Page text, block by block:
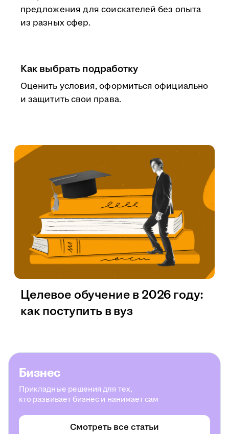
предложения для соискателей без опыта
из разных сфер.
Как выбрать подработку
Оценить условия, оформиться официально
и защитить свои права.
Целевое обучение в 2026 году:
как поступить в вуз
Бизнес
Прикладные решения для тех,
кто развивает бизнес и нанимает сам
Смотреть все статьи